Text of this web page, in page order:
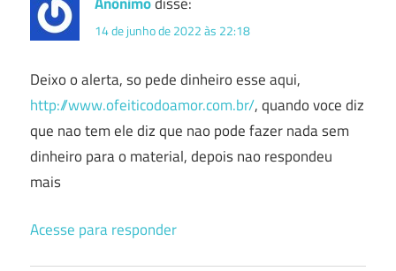
14 de junho de 2022 às 22:18
Deixo o alerta, so pede dinheiro esse aqui,
http://www.ofeiticodoamor.com.br/, quando voce diz
que nao tem ele diz que nao pode fazer nada sem
dinheiro para o material, depois nao respondeu
mais
Acesse para responder